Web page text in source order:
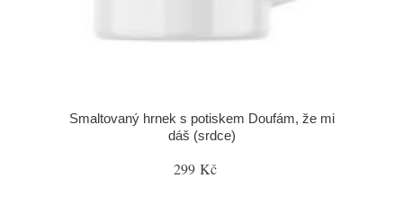
Smaltovaný hrnek s potiskem Doufám, že mi
dáš (srdce)
299 Kč